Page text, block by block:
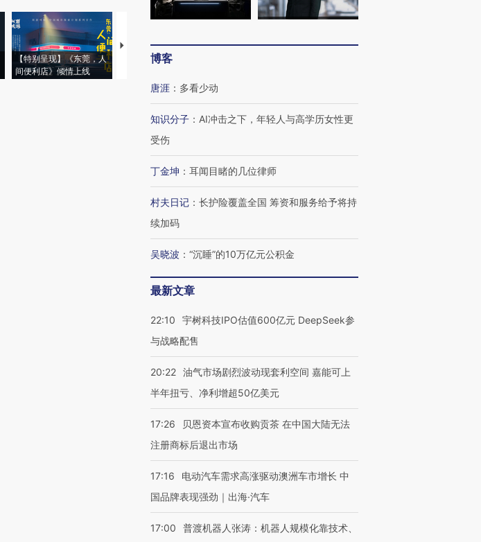
【特别呈现】《东莞，人
间便利店》倾情上线
【推广】走进第四届链博
会，让数智科技“链”接产
【商旅对话】华住集团
博客
唐涯 ： 多看少动
知识分子 ： AI冲击之下，年轻人与高学历女性更
受伤
丁金坤 ： 耳闻目睹的几位律师
村夫日记 ： 长护险覆盖全国 筹资和服务给予将持
续加码
吴晓波 ： “沉睡”的10万亿元公积金
最新文章
22:10
宇树科技IPO估值600亿元 DeepSeek参
与战略配售
20:22 油气市场剧烈波动现套利空间 嘉能可上
半年扭亏、净利增超50亿美元
17:26
贝恩资本宣布收购贡茶 在中国大陆无法
注册商标后退出市场
17:16
电动汽车需求高涨驱动澳洲车市增长 中
国品牌表现强劲｜出海·汽车
17:00
普渡机器人张涛：机器人规模化靠技术、